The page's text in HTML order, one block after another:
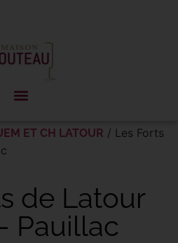
ET CH LATOUR / Les Forts
de Latour
Pauillac